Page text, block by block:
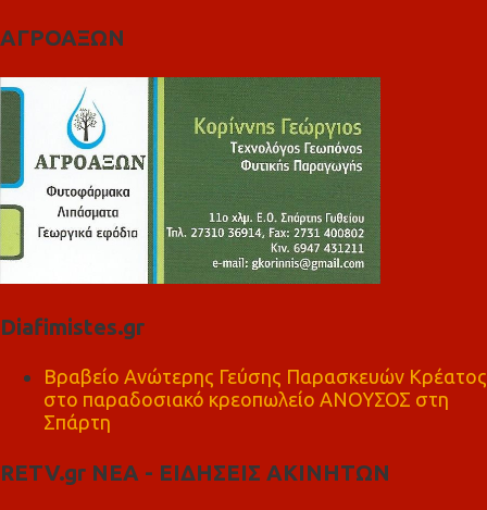
ΑΓΡΟΑΞΩΝ
Diafimistes.gr
Βραβείο Ανώτερης Γεύσης Παρασκευών Κρέατος
στο παραδοσιακό κρεοπωλείο ΑΝΟΥΣΟΣ στη
Σπάρτη
RETV.gr ΝΕΑ - ΕΙΔΗΣΕΙΣ ΑΚΙΝΗΤΩΝ